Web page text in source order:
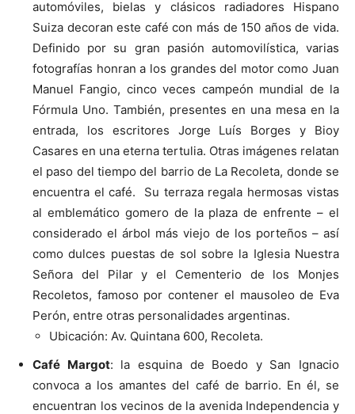
automóviles, bielas y clásicos radiadores Hispano
Suiza decoran este café con más de 150 años de vida.
Definido por su gran pasión automovilística, varias
fotografías honran a los grandes del motor como Juan
Manuel Fangio, cinco veces campeón mundial de la
Fórmula Uno. También, presentes en una mesa en la
entrada, los escritores Jorge Luís Borges y Bioy
Casares en una eterna tertulia. Otras imágenes relatan
el paso del tiempo del barrio de La Recoleta, donde se
encuentra el café. Su terraza regala hermosas vistas
al emblemático gomero de la plaza de enfrente – el
considerado el árbol más viejo de los porteños – así
como dulces puestas de sol sobre la Iglesia Nuestra
Señora del Pilar y el Cementerio de los Monjes
Recoletos, famoso por contener el mausoleo de Eva
Perón, entre otras personalidades argentinas.
Ubicación: Av. Quintana 600, Recoleta.
Café Margot: la esquina de Boedo y San Ignacio
convoca a los amantes del café de barrio. En él, se
encuentran los vecinos de la avenida Independencia y